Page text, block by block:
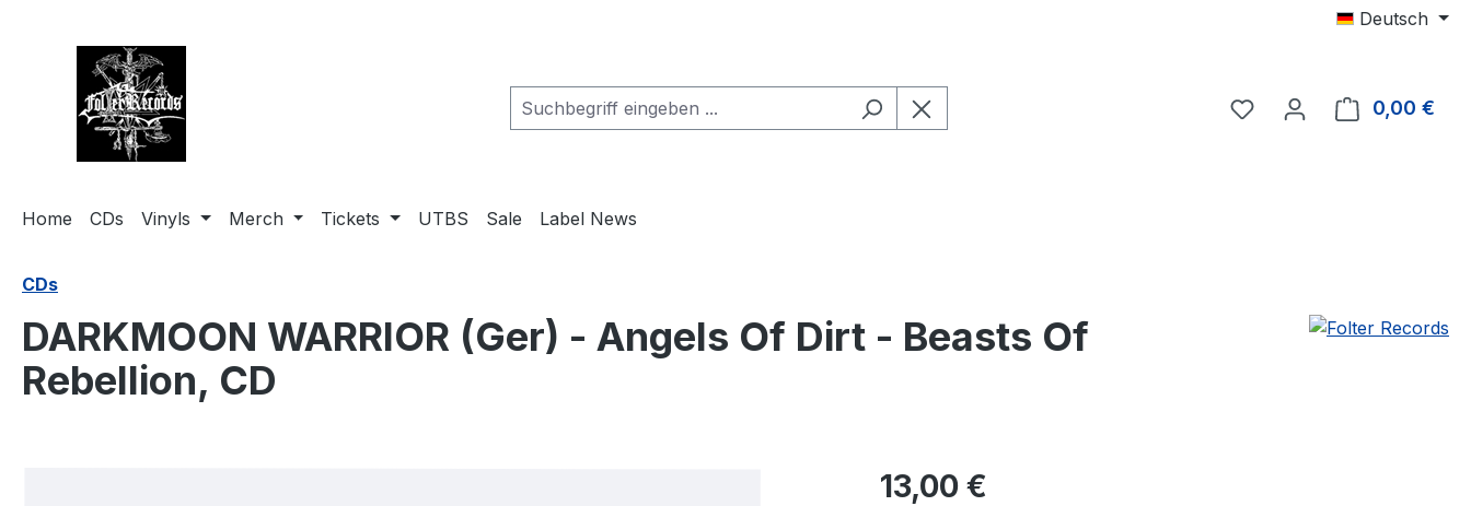
Deutsch
0,00 €
Home CDs Vinyls Merch Tickets UTBS Sale Label News
CDs
DARKMOON WARRIOR (Ger) - Angels Of Dirt - Beasts Of
Rebellion, CD
Regulärer Preis:
13,00 €